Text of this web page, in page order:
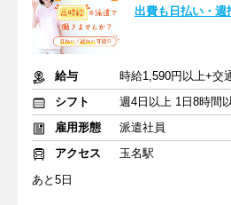
出費も日払い・週
給与
時給1,590円以上+交
シフト
雇用形態
派遣社員
アクセス
玉名駅
あと5日